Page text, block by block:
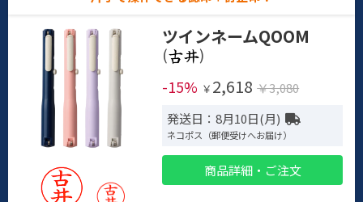
ツインネームQOOM
(
)
-15% ￥ 2,618 ￥3,080
発送日：8月10日(月)
ネコポス（郵便受けへお届け）
商品詳細・ご注文